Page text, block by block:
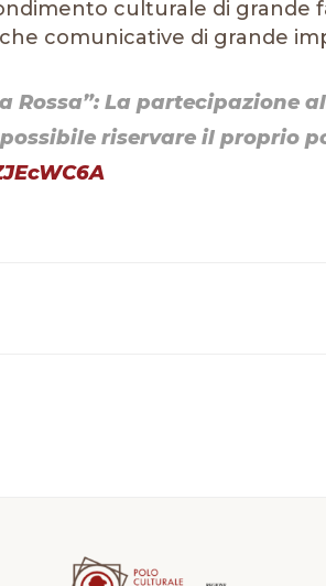
culturale di grande
comunicative di grande
Rossa”: La partecipazione
riservare il proprio